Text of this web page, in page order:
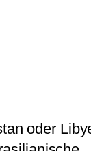
oder